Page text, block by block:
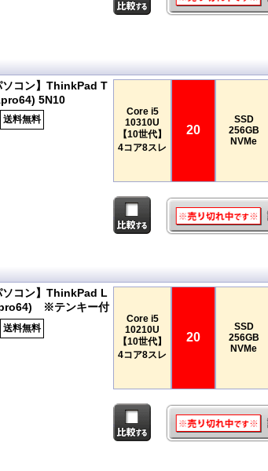
コン】ThinkPad T
5N10
送料無料
Core i5
10310U
【10世代】
4コア8スレ
20
SSD
256GB
NVMe
コン】ThinkPad L
※テンキー付
送料無料
Core i5
10210U
【10世代】
4コア8スレ
20
SSD
256GB
NVMe